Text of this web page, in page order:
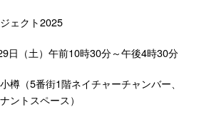
ェクト2025
（土）午前10時30分～午後4時30分
（5番街1階ネイチャーチャンバー、
ントスペース）